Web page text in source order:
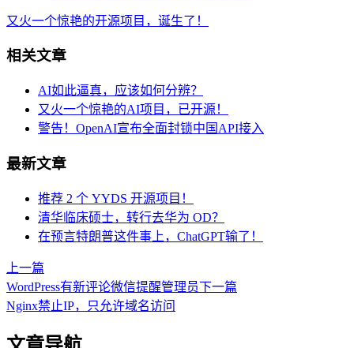
又火一个惊艳的开源项目，诞生了！
相关文章
AI如此逼真，应该如何分辨？
又火一个惊艳的AI项目，已开源！
警告！OpenAI宣布全面封锁中国API接入
最新文章
推荐 2 个 YYDS 开源项目！
清华临床硕士，转行去华为 OD？
在预言特朗普这件事上，ChatGPT输了！
上一篇
WordPress有新评论微信提醒管理员下一篇
Nginx禁止IP，只允许域名访问